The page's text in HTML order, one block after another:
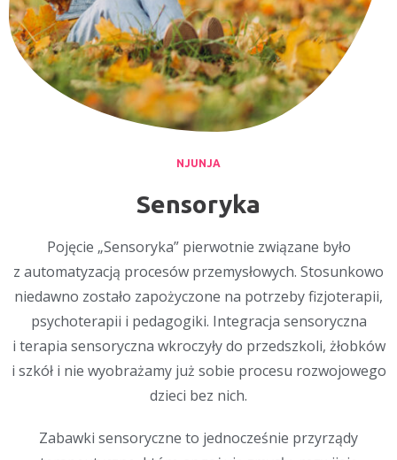
NJUNJA
Sensoryka
Pojęcie „Sensoryka” pierwotnie związane było
z automatyzacją procesów przemysłowych. Stosunkowo
niedawno zostało zapożyczone na potrzeby fizjoterapii,
psychoterapii i pedagogiki. Integracja sensoryczna
i terapia sensoryczna wkroczyły do przedszkoli, żłobków
i szkół i nie wyobrażamy już sobie procesu rozwojowego
dzieci bez nich.
Zabawki sensoryczne to jednocześnie przyrządy